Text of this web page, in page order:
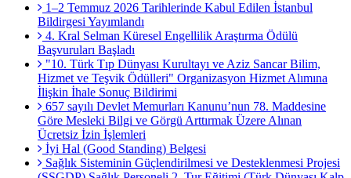
1–2 Temmuz 2026 Tarihlerinde Kabul Edilen İstanbul
Bildirgesi Yayımlandı
4. Kral Selman Küresel Engellilik Araştırma Ödülü
Başvuruları Başladı
"10. Türk Tıp Dünyası Kurultayı ve Aziz Sancar Bilim,
Hizmet ve Teşvik Ödülleri" Organizasyon Hizmet Alımına
İlişkin İhale Sonuç Bildirimi
657 sayılı Devlet Memurları Kanunu’nun 78. Maddesine
Göre Mesleki Bilgi ve Görgü Arttırmak Üzere Alınan
Ücretsiz İzin İşlemleri
İyi Hal (Good Standing) Belgesi
Sağlık Sisteminin Güçlendirilmesi ve Desteklenmesi Projesi